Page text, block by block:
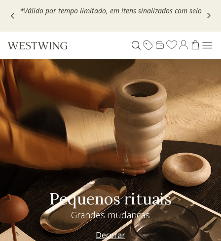
Escolha seu VOUCHER e ganhe até 30% OFF*: useMOVEL30,
Pequenos rituais
Grandes mudanças
Decorar